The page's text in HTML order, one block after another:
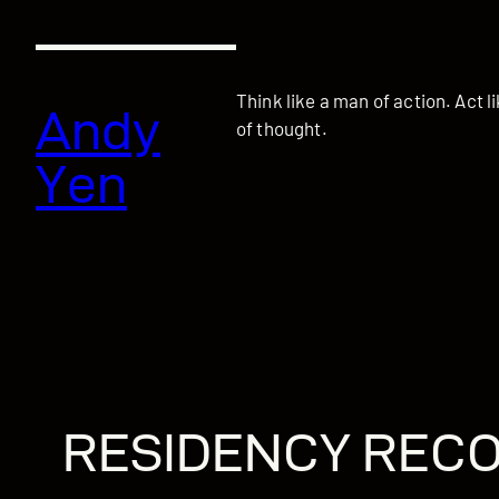
Andy
Yen
Think like a man of action. Act
of thought.
RESIDENCY